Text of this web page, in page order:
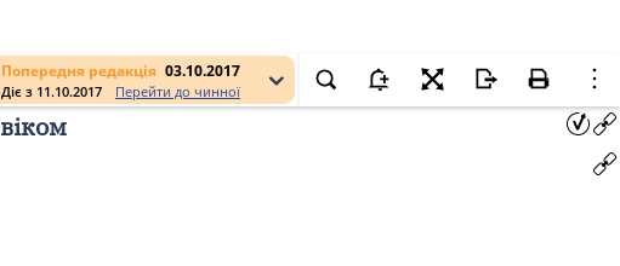
Попередня редакція 03.10.2017
Діє з 11.10.2017 Перейти до чинної